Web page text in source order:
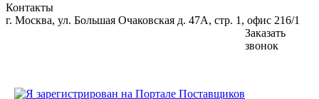
Контакты
г. Москва, ул. Большая Очаковская д. 47А, стр. 1, офис 216/1
Заказать
звонок